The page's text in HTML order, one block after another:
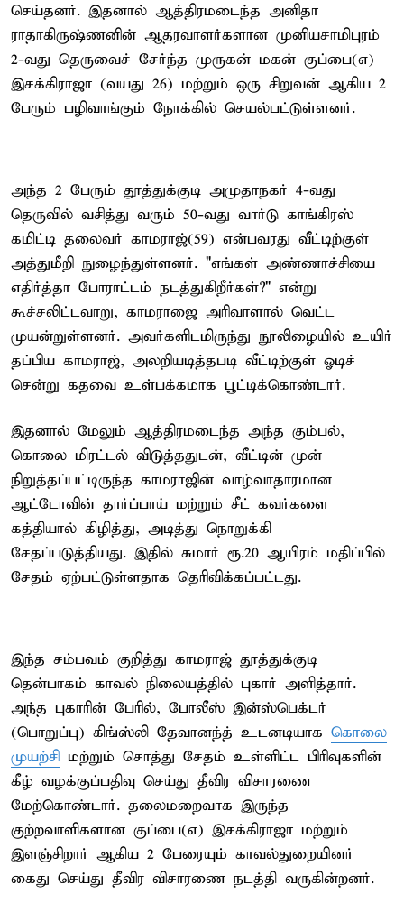
செய்தனர். இதனால் ஆத்திரமடைந்த அனிதா
ராதாகிருஷ்ணனின் ஆதரவாளர்களான முனியசாமிபுரம்
2-வது தெருவைச் சேர்ந்த முருகன் மகன் குப்பை(எ)
இசக்கிராஜா (வயது 26) மற்றும் ஒரு சிறுவன் ஆகிய 2
பேரும் பழிவாங்கும் நோக்கில் செயல்பட்டுள்ளனர்.
அந்த 2 பேரும் தூத்துக்குடி அமுதாநகர் 4-வது
தெருவில் வசித்து வரும் 50-வது வார்டு காங்கிரஸ்
கமிட்டி தலைவர் காமராஜ்(59) என்பவரது வீட்டிற்குள்
அத்துமீறி நுழைந்துள்ளனர். "எங்கள் அண்ணாச்சியை
எதிர்த்தா போராட்டம் நடத்துகிறீர்கள்?" என்று
கூச்சலிட்டவாறு, காமராஜை அரிவாளால் வெட்ட
முயன்றுள்ளனர். அவர்களிடமிருந்து நூலிழையில் உயிர்
தப்பிய காமராஜ், அலறியடித்தபடி வீட்டிற்குள் ஓடிச்
சென்று கதவை உள்பக்கமாக பூட்டிக்கொண்டார்.
இதனால் மேலும் ஆத்திரமடைந்த அந்த கும்பல்,
கொலை மிரட்டல் விடுத்ததுடன், வீட்டின் முன்
நிறுத்தப்பட்டிருந்த காமராஜின் வாழ்வாதாரமான
ஆட்டோவின் தார்ப்பாய் மற்றும் சீட் கவர்களை
கத்தியால் கிழித்து, அடித்து நொறுக்கி
சேதப்படுத்தியது. இதில் சுமார் ரூ.20 ஆயிரம் மதிப்பில்
சேதம் ஏற்பட்டுள்ளதாக தெரிவிக்கப்பட்டது.
இந்த சம்பவம் குறித்து காமராஜ் தூத்துக்குடி
தென்பாகம் காவல் நிலையத்தில் புகார் அளித்தார்.
அந்த புகாரின் பேரில், போலீஸ் இன்ஸ்பெக்டர்
(பொறுப்பு) கிங்ஸ்லி தேவானந்த் உடனடியாக கொலை
முயற்சி மற்றும் சொத்து சேதம் உள்ளிட்ட பிரிவுகளின்
கீழ் வழக்குப்பதிவு செய்து தீவிர விசாரணை
மேற்கொண்டார். தலைமறைவாக இருந்த
குற்றவாளிகளான குப்பை(எ) இசக்கிராஜா மற்றும்
இளஞ்சிறார் ஆகிய 2 பேரையும் காவல்துறையினர்
கைது செய்து தீவிர விசாரணை நடத்தி வருகின்றனர்.